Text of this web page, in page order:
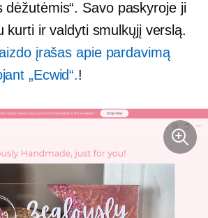
dėžutėmis“. Savo paskyroje ji
kurti ir valdyti smulkųjį verslą.
įrašas apie pardavimą
„Ecwid“.!